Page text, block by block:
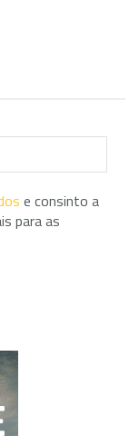
e consinto a
para as